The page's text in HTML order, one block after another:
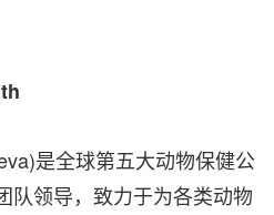
是全球第五大动物保健公
队领导，致力于为各类动物